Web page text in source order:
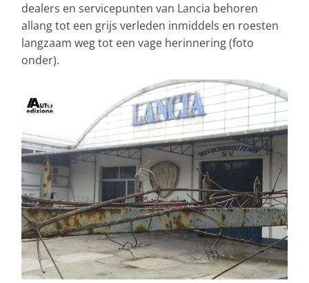
dealers en servicepunten van Lancia behoren
allang tot een grijs verleden inmiddels en roesten
langzaam weg tot een vage herinnering (foto
onder).